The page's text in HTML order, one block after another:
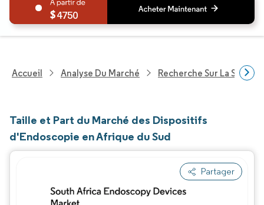
4750
Accueil Analyse Du Marché Recherche Sur La Santé
Taille et Part du Marché des Dispositifs
d'Endoscopie en Afrique du Sud
Partager